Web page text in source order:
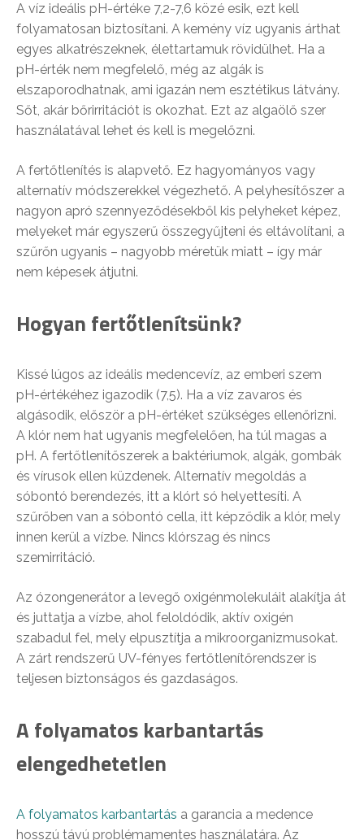
A víz ideális pH-értéke 7,2-7,6 közé esik, ezt kell
folyamatosan biztosítani. A kemény víz ugyanis árthat
egyes alkatrészeknek, élettartamuk rövidülhet. Ha a
pH-érték nem megfelelő, még az algák is
elszaporodhatnak, ami igazán nem esztétikus látvány.
Sőt, akár bőrirritációt is okozhat. Ezt az algaölő szer
használatával lehet és kell is megelőzni.
A fertőtlenítés is alapvető. Ez hagyományos vagy
alternatív módszerekkel végezhető. A pelyhesítőszer a
nagyon apró szennyeződésekből kis pelyheket képez,
melyeket már egyszerű összegyűjteni és eltávolítani, a
szűrőn ugyanis – nagyobb méretük miatt – így már
nem képesek átjutni.
Hogyan fertőtlenítsünk?
Kissé lúgos az ideális medencevíz, az emberi szem
pH-értékéhez igazodik (7,5). Ha a víz zavaros és
algásodik, először a pH-értéket szükséges ellenőrizni.
A klór nem hat ugyanis megfelelően, ha túl magas a
pH. A fertőtlenítőszerek a baktériumok, algák, gombák
és vírusok ellen küzdenek. Alternatív megoldás a
sóbontó berendezés, itt a klórt só helyettesíti. A
szűrőben van a sóbontó cella, itt képződik a klór, mely
innen kerül a vízbe. Nincs klórszag és nincs
szemirritáció.
Az ózongenerátor a levegő oxigénmolekuláit alakítja át
és juttatja a vízbe, ahol feloldódik, aktív oxigén
szabadul fel, mely elpusztítja a mikroorganizmusokat.
A zárt rendszerű UV-fényes fertőtlenítőrendszer is
teljesen biztonságos és gazdaságos.
A folyamatos karbantartás
elengedhetetlen
A folyamatos karbantartás a garancia a medence
hosszú távú problémamentes használatára. Az